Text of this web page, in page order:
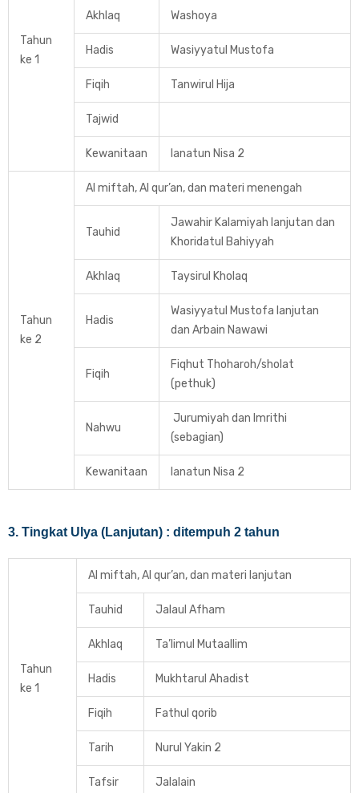
Tahun
ke 1
Akhlaq Washoya
Hadis Wasiyyatul Mustofa
Fiqih Tanwirul Hija
Tajwid
Kewanitaan Ianatun Nisa 2
Tahun
ke 2
Al miftah, Al qur’an, dan materi menengah
Tauhid
Jawahir Kalamiyah lanjutan dan
Khoridatul Bahiyyah
Akhlaq Taysirul Kholaq
Hadis
Wasiyyatul Mustofa lanjutan
dan Arbain Nawawi
Fiqih
Fiqhut Thoharoh/sholat
(pethuk)
Nahwu
Jurumiyah dan Imrithi
(sebagian)
Kewanitaan Ianatun Nisa 2
3. Tingkat Ulya (Lanjutan) : ditempuh 2 tahun
Tahun
ke 1
Al miftah, Al qur’an, dan materi lanjutan
Tauhid Jalaul Afham
Akhlaq Ta’limul Mutaallim
Hadis Mukhtarul Ahadist
Fiqih Fathul qorib
Tarih Nurul Yakin 2
Tafsir Jalalain